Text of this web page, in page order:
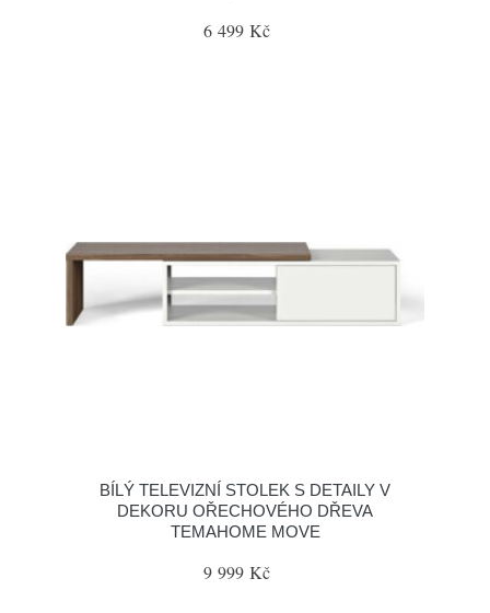
6 499 Kč
BÍLÝ TELEVIZNÍ STOLEK S DETAILY V
DEKORU OŘECHOVÉHO DŘEVA
TEMAHOME MOVE
9 999 Kč